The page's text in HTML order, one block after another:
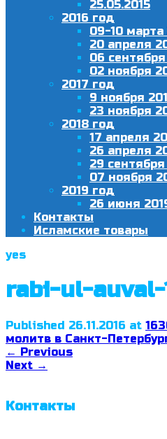
25.05.2015
2016 год
09-10 марта
20 апреля
06 сентября
02 ноября
2017 год
9 ноября
23 ноября
2018 год
17 апреля
26 апреля
29 сентября
07 ноября
2019 год
26 июня
Контакты
Исламские товары
yes
rabi-ul-auval-
Published 26.11.2016 at
молитв в Санкт-
← Previous
Next →
Контакты